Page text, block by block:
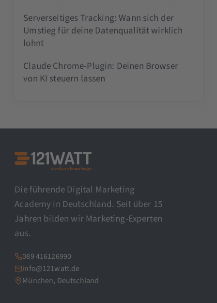
Serverseitiges Tracking: Wann sich der
Umstieg für deine Datenqualität wirklich
lohnt
Claude Chrome-Plugin: Deinen Browser
von KI steuern lassen
Die führende Digital Marketing
Academy in Deutschland. Seit über 15
Jahren bilden wir Marketing-Experten
aus.
089 416126990
info@121watt.de
München, Deutschland